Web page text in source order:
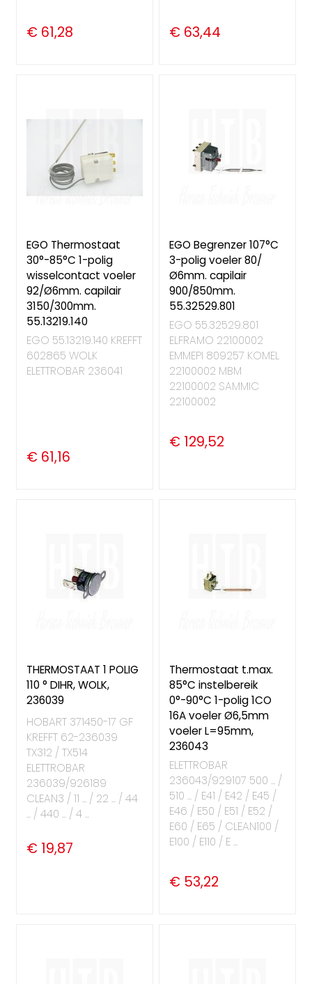
€ 61,28 € 63,44
EGO Thermostaat
30°-85°C 1-polig
wisselcontact voeler
92/Ø6mm. capilair
3150/300mm.
55.13219.140
EGO 55.13219.140 KREFFT
602865 WOLK
ELETTROBAR 236041
€ 61,16
EGO Begrenzer 107°C
3-polig voeler 80/
Ø6mm. capilair
900/850mm.
55.32529.801
EGO 55.32529.801
ELFRAMO 22100002
EMMEPI 809257 KOMEL
22100002 MBM
22100002 SAMMIC
22100002
€ 129,52
THERMOSTAAT 1 POLIG
110 ° DIHR, WOLK,
236039
HOBART 371450-17 GF
KREFFT 62-236039
TX312 / TX514
ELETTROBAR
236039/926189
CLEAN3 / 11 ... / 22 ... / 44
... / 440 ... / 4 ...
€ 19,87
Thermostaat t.max.
85°C instelbereik
0°-90°C 1-polig 1CO
16A voeler Ø6,5mm
voeler L=95mm,
236043
ELETTROBAR
236043/929107 500 ... /
510 ... / E41 / E42 / E45 /
E46 / E50 / E51 / E52 /
E60 / E65 / CLEAN100 /
E100 / E110 / E ...
€ 53,22